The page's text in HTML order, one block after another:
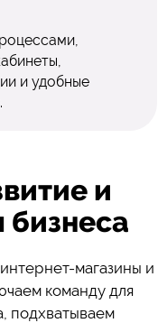
и удобные
и
магазины и
команду для
подхватываем